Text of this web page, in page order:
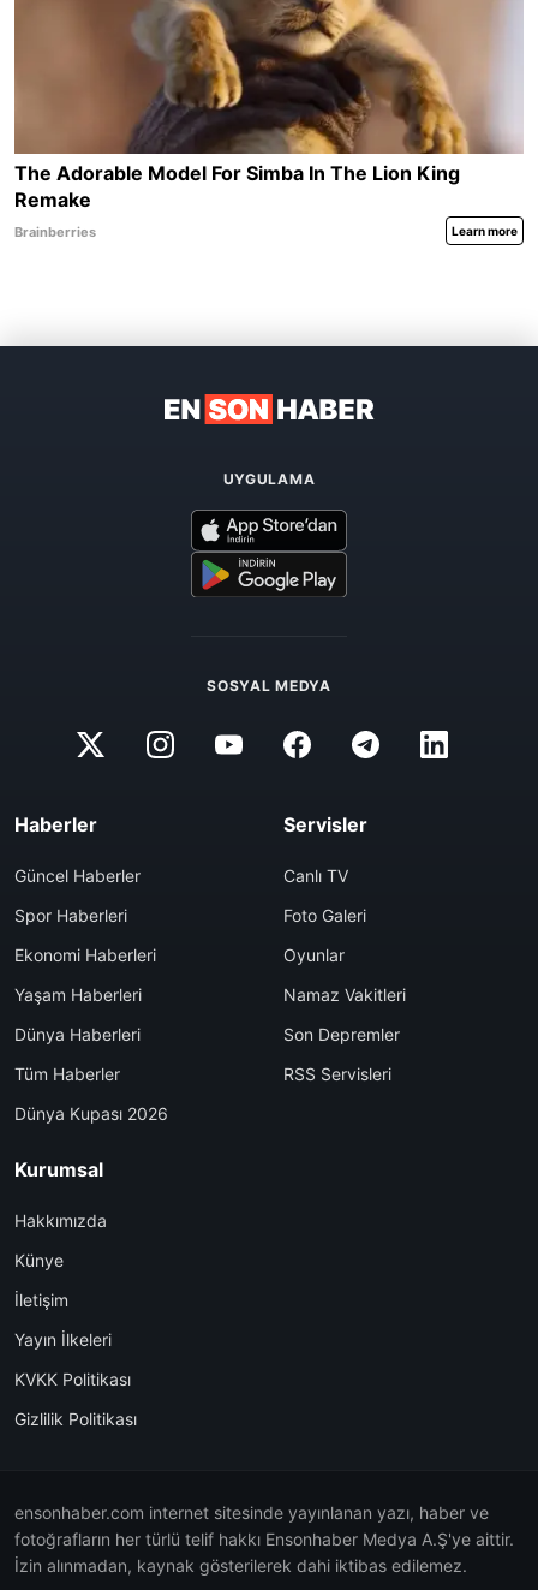
UYGULAMA
SOSYAL MEDYA
Haberler
Güncel Haberler
Spor Haberleri
Ekonomi Haberleri
Yaşam Haberleri
Dünya Haberleri
Tüm Haberler
Dünya Kupası 2026
Servisler
Canlı TV
Foto Galeri
Oyunlar
Namaz Vakitleri
Son Depremler
RSS Servisleri
Kurumsal
Hakkımızda
Künye
İletişim
Yayın İlkeleri
KVKK Politikası
Gizlilik Politikası
ensonhaber.com internet sitesinde yayınlanan yazı, haber ve
fotoğrafların her türlü telif hakkı Ensonhaber Medya A.Ş'ye aittir.
İzin alınmadan, kaynak gösterilerek dahi iktibas edilemez.